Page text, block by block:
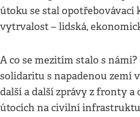
útoku se stal
vytrvalost – lidská,
A co se mezitím stalo s
solidaritu s napadenou zemí
další a další zprávy z fronty
útocích na civilní